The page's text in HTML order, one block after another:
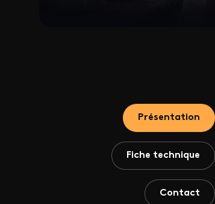
Présentation
Fiche technique
Contact